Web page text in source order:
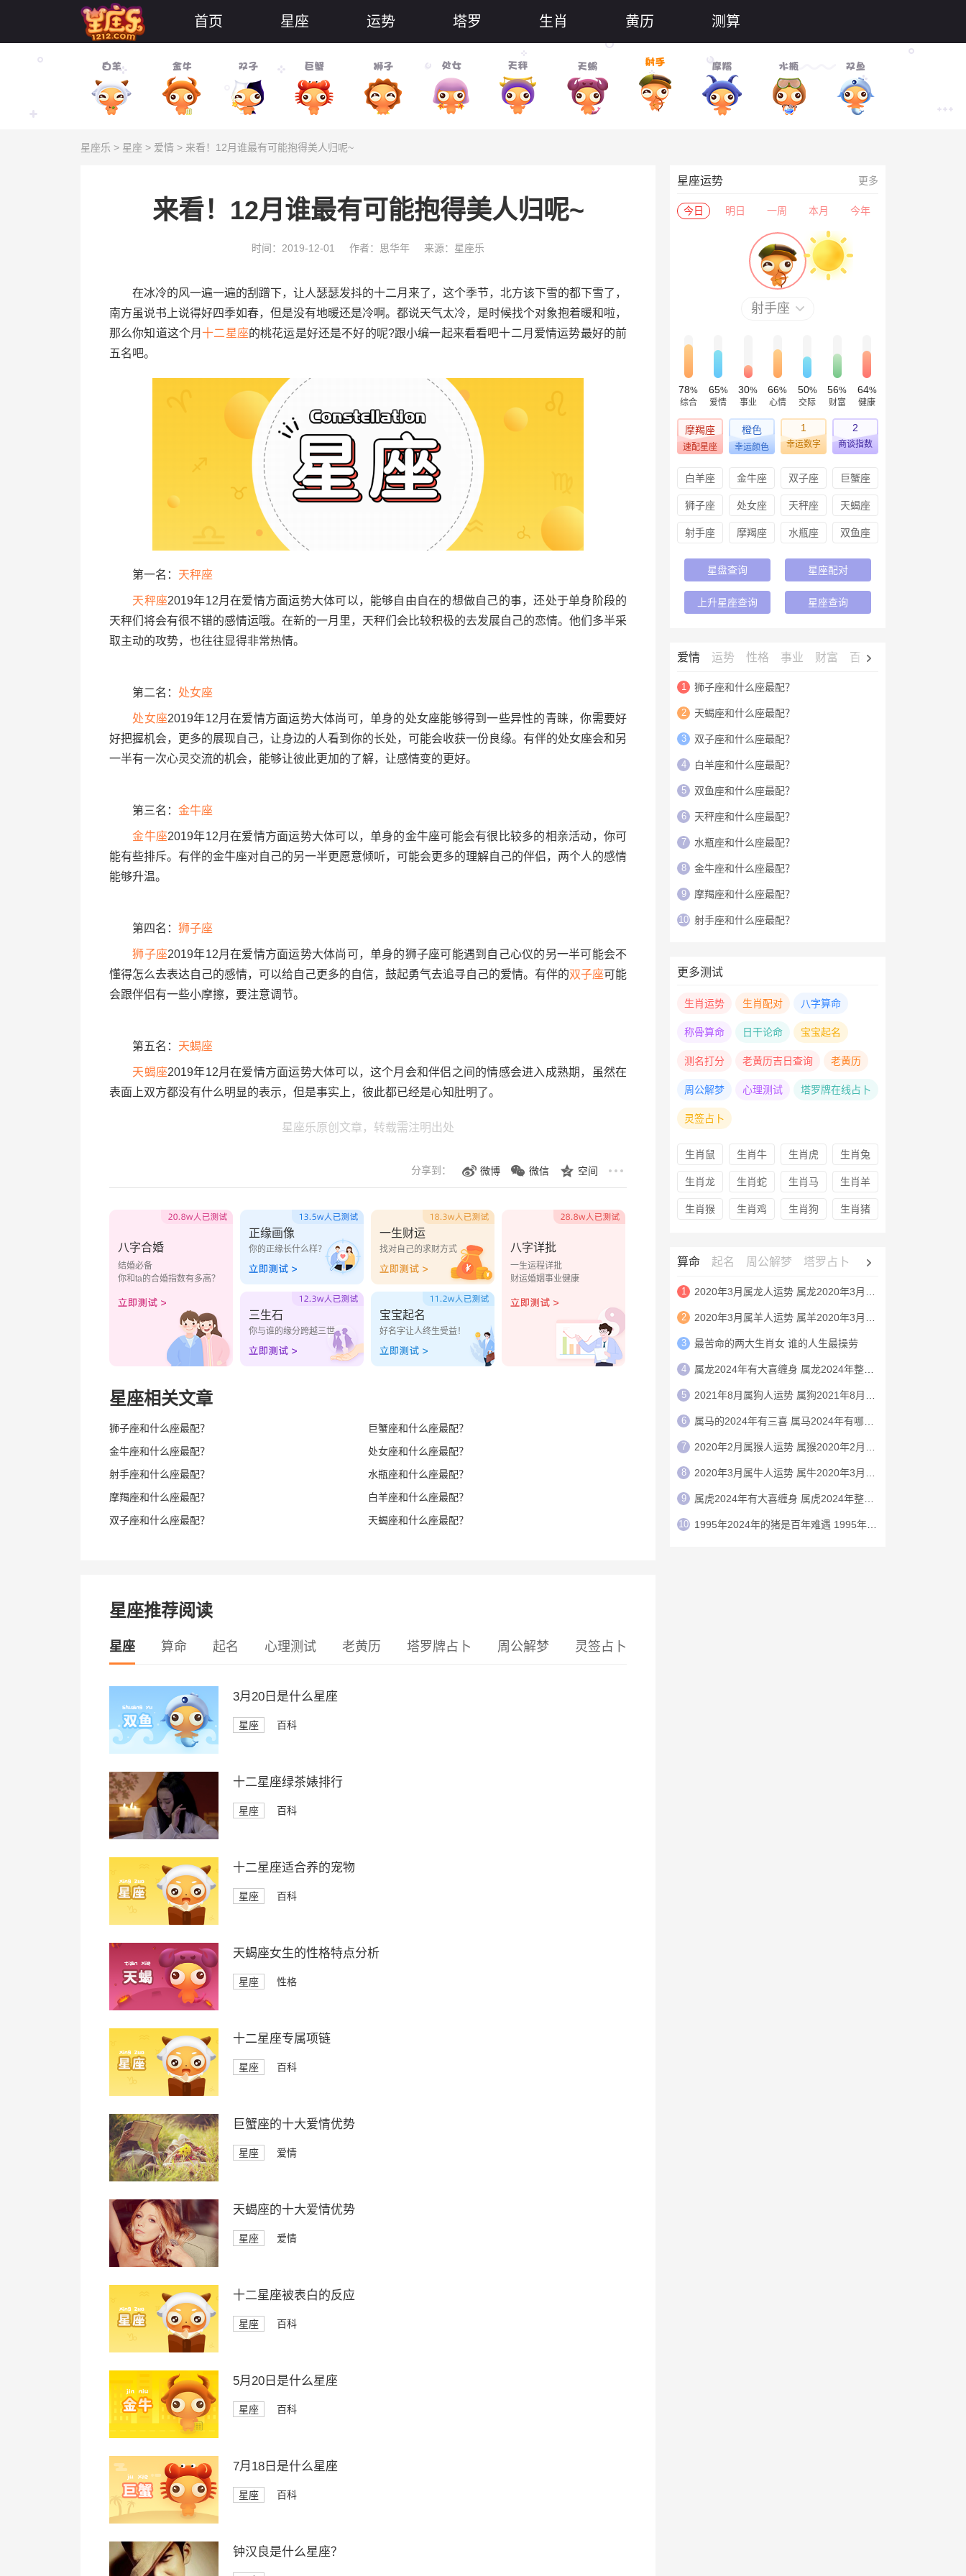
首页 星座 运势 塔罗 生肖 黄历 测算
星座乐 > 星座 > 爱情 > 来看！12月谁最有可能抱得美人归呢~
来看！12月谁最有可能抱得美人归呢~
时间：2019-12-01 作者：思华年 来源：星座乐
在冰冷的风一遍一遍的刮蹭下，让人瑟瑟发抖的十二月来了，这个季节，北方该下雪的都下雪了，
南方虽说书上说得好四季如春，但是没有地暖还是冷啊。都说天气太冷，是时候找个对象抱着暖和啦，
那么你知道这个月十二星座的桃花运是好还是不好的呢?跟小编一起来看看吧十二月爱情运势最好的前
五名吧。
第一名： 天秤座
天秤座2019年12月在爱情方面运势大体可以，能够自由自在的想做自己的事，还处于单身阶段的
天秤们将会有很不错的感情运哦。在新的一月里，天秤们会比较积极的去发展自己的恋情。他们多半采
取主动的攻势，也往往显得非常热情。
第二名： 处女座
处女座2019年12月在爱情方面运势大体尚可，单身的处女座能够得到一些异性的青睐，你需要好
好把握机会，更多的展现自己，让身边的人看到你的长处，可能会收获一份良缘。有伴的处女座会和另
一半有一次心灵交流的机会，能够让彼此更加的了解，让感情变的更好。
第三名： 金牛座
金牛座2019年12月在爱情方面运势大体可以，单身的金牛座可能会有很比较多的相亲活动，你可
能有些排斥。有伴的金牛座对自己的另一半更愿意倾听，可能会更多的理解自己的伴侣，两个人的感情
能够升温。
第四名： 狮子座
狮子座2019年12月在爱情方面运势大体尚可，单身的狮子座可能遇到自己心仪的另一半可能会不
懂得怎么去表达自己的感情，可以给自己更多的自信，鼓起勇气去追寻自己的爱情。有伴的双子座可能
会跟伴侣有一些小摩擦，要注意调节。
第五名： 天蝎座
天蝎座2019年12月在爱情方面运势大体可以，这个月会和伴侣之间的情感会进入成熟期，虽然在
表面上双方都没有什么明显的表示，但是事实上，彼此都已经是心知肚明了。
星座乐原创文章，转载需注明出处
分享到： 微博 微信 空间
八字合婚
结婚必备
你和ta的合婚指数有多高？
正缘画像
你的正缘长什么样？
一生财运
找对自己的求财方式
三生石
你与谁的缘分跨越三世
宝宝起名
好名字让人终生受益！
八字详批
一生运程详批
财运婚姻事业健康
星座相关文章
狮子座和什么座最配？
巨蟹座和什么座最配？
金牛座和什么座最配？
处女座和什么座最配？
射手座和什么座最配？
水瓶座和什么座最配？
摩羯座和什么座最配？
白羊座和什么座最配？
双子座和什么座最配？
天蝎座和什么座最配？
星座推荐阅读
星座 算命 起名 心理测试 老黄历 塔罗牌占卜 周公解梦 灵签占卜
3月20日是什么星座
星座 百科
十二星座绿茶婊排行
星座 百科
十二星座适合养的宠物
星座 百科
天蝎座女生的性格特点分析
星座 性格
十二星座专属项链
星座 百科
巨蟹座的十大爱情优势
星座 爱情
天蝎座的十大爱情优势
星座 爱情
十二星座被表白的反应
星座 百科
5月20日是什么星座
星座 百科
7月18日是什么星座
星座 百科
钟汉良是什么星座？
星座运势 更多
今日 明日 一周 本月 今年
射手座
78%
综合
65%
爱情
30%
事业
66%
心情
50%
交际
56%
财富
64%
健康
摩羯座
速配星座
橙色
幸运颜色
1
幸运数字
2
商谈指数
白羊座 金牛座 双子座 巨蟹座
狮子座 处女座 天秤座 天蝎座
射手座 摩羯座 水瓶座 双鱼座
星盘查询 星座配对
上升星座查询 星座查询
爱情 运势 性格 事业 财富 百科
1 狮子座和什么座最配？
2 天蝎座和什么座最配？
3 双子座和什么座最配？
4 白羊座和什么座最配？
5 双鱼座和什么座最配？
6 天秤座和什么座最配？
7 水瓶座和什么座最配？
8 金牛座和什么座最配？
9 摩羯座和什么座最配？
10 射手座和什么座最配？
更多测试
生肖运势 生肖配对 八字算命
称骨算命 日干论命 宝宝起名
测名打分 老黄历吉日查询 老黄历
周公解梦 心理测试 塔罗牌在线占卜
灵签占卜
生肖鼠 生肖牛 生肖虎 生肖兔
生肖龙 生肖蛇 生肖马 生肖羊
生肖猴 生肖鸡 生肖狗 生肖猪
算命 起名 周公解梦 塔罗占卜 心理测试
1 2020年3月属龙人运势 属龙2020年3月运程
2 2020年3月属羊人运势 属羊2020年3月运程
3 最苦命的两大生肖女 谁的人生最操劳
4 属龙2024年有大喜缠身 属龙2024年整体运势
5 2021年8月属狗人运势 属狗2021年8月运程
6 属马的2024年有三喜 属马2024年有哪三喜
7 2020年2月属猴人运势 属猴2020年2月运程
8 2020年3月属牛人运势 属牛2020年3月运程
9 属虎2024年有大喜缠身 属虎2024年整体运势
10 1995年2024年的猪是百年难遇 1995年2024年猪运势如何